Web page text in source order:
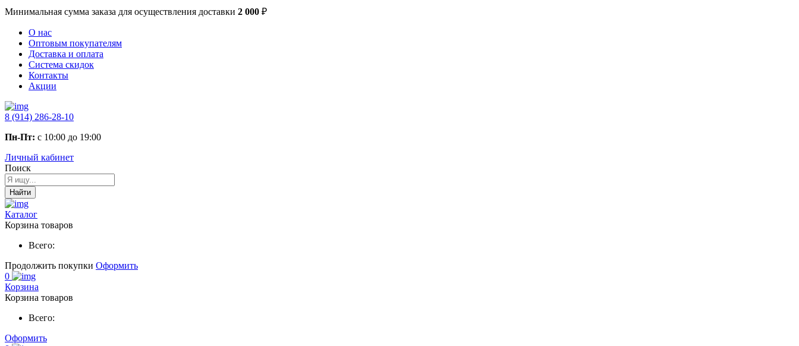
Минимальная сумма заказа для осуществления доставки 2 000 ₽
О нас
Оптовым покупателям
Доставка и оплата
Система скидок
Контакты
Акции
8 (914) 286-28-10
Пн-Пт: с 10:00 до 19:00
Личный кабинет
Поиск
Найти
Каталог
Корзина товаров
Всего:
Продолжить покупки Оформить
0
Корзина
Корзина товаров
Всего:
Оформить